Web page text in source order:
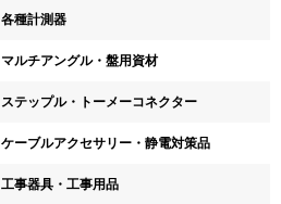
各種計測器
マルチアングル・盤用資材
ステップル・トーメーコネクター
ケーブルアクセサリー・静電対策品
工事器具・工事用品